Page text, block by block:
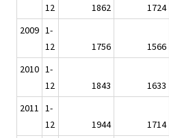
12
1862 1724
2009 1-
12
1756 1566
2010 1-
12
1843 1633
2011 1-
12
1944 1714